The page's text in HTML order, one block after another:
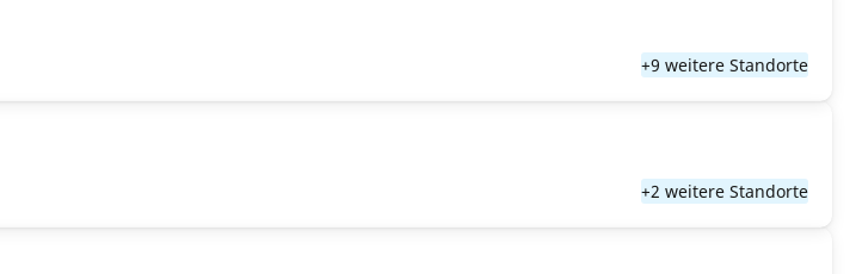
+9 weitere Standorte
+2 weitere Standorte